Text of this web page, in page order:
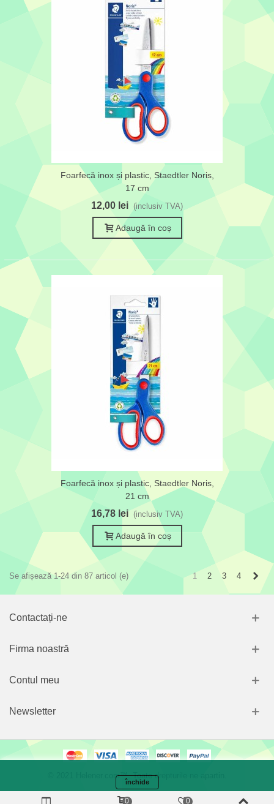
Foarfecă inox și plastic, Staedtler Noris,
17 cm
12,00 lei (inclusiv TVA)
Adaugă în coș
Foarfecă inox și plastic, Staedtler Noris,
21 cm
16,78 lei (inclusiv TVA)
Adaugă în coș
Se afișează 1-24 din 87 articol (e) 1 2 3 4
Contactați-ne
Firma noastră
Contul meu
Newsletter
Folosim prăjiturele (cookie-uri) și tehnologii amețitoare pentru a-ți
închide
© 2021 Helener.com™. Toate drepturile ne apartin.
0 0